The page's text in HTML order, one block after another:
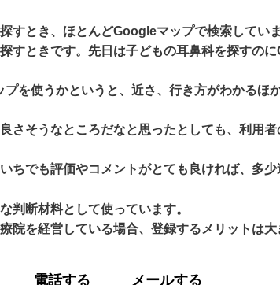
すとき、ほとんどGoogleマップで検索していま
すときです。先日は子どもの耳鼻科を探すの
を使うかというと、近さ、行き方がわかるほ
さそうなところだなと思ったとしても、利用
ちでも評価やコメントがとても良ければ、多
判断材料として使っています。
院を経営している場合、登録するメリットは大
電話する メールする